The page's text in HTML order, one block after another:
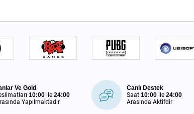
Ve Gold
10:00 ile24:00
Yapılmaktadır
Canlı Destek
Saat10:00 ile24:00
Arasında Aktifdir